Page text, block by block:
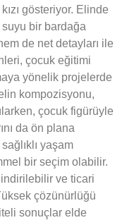
gösteriyor. Elinde
bir bardağa
de net detayları ile
çocuk eğitimi
yönelik projelerde
kompozisyonu,
çocuk figürüyle
da ön plana
yaşam
bir seçim olabilir.
indirilebilir ve ticari
çözünürlüğü
sonuçlar elde